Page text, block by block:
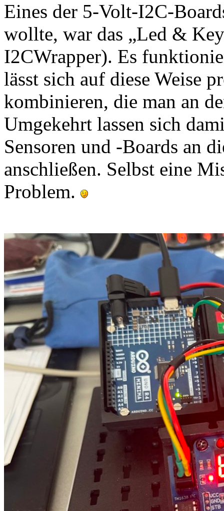
Eines der 5-Volt-I2C-
wollte, war das „Led &
I2CWrapper). Es
lässt sich auf diese Weise
kombinieren, die man an
Umgekehrt lassen sich
Sensoren und -Boards an
anschließen. Selbst eine
Problem.